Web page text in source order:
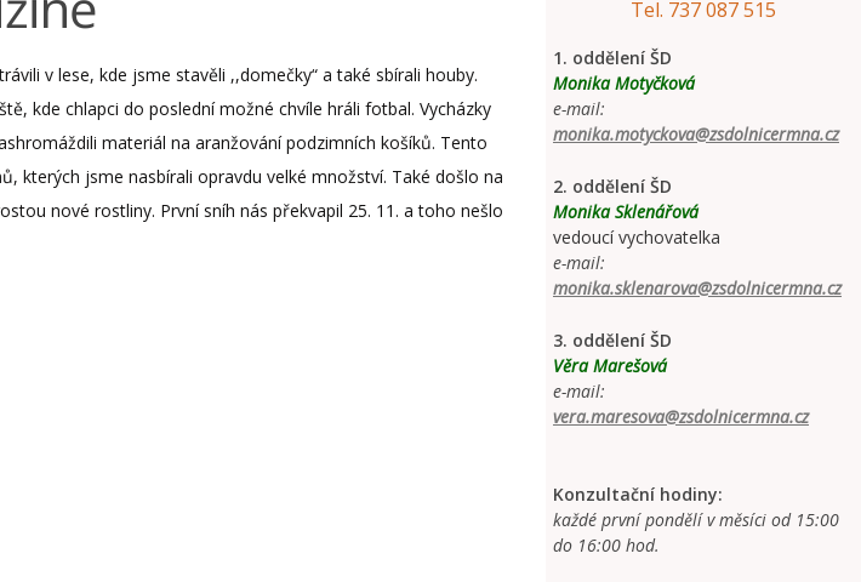
v lese, kde jsme stavěli ,,domečky“ a také sbírali houby.
kde chlapci do poslední možné chvíle hráli fotbal. Vycházky
materiál na aranžování podzimních košíků. Tento
kterých jsme nasbírali opravdu velké množství. Také došlo na
nové rostliny. První sníh nás překvapil 25. 11. a toho nešlo
Tel. 737 087 515
1. oddělení ŠD
Monika Motyčková
e-mail:
monika.motyckova@zsdolnicermna.cz
2. oddělení ŠD
Monika Sklenářová
vedoucí vychovatelka
e-mail:
monika.sklenarova@zsdolnicermna.cz
3. oddělení ŠD
Věra Marešová
e-mail:
vera.maresova@zsdolnicermna.cz
Konzultační hodiny:
každé první pondělí v měsíci od 15:00
do 16:00 hod.